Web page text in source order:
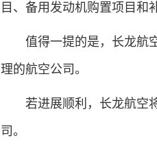
目、备用发动机购置项目和
值得一提的是，长龙航空
理的航空公司。
若进展顺利，长龙航空将
司。